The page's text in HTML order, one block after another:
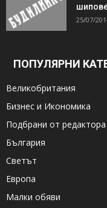
25/07/
ПОПУЛЯРНИ
Великобритания
Бизнес и Икономика
Подбрани от редактора
България
Светът
Европа
Малки обяви